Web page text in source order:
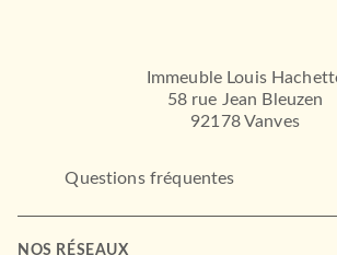
Immeuble Louis
58 rue Jean Bleuzen
92178 Vanves
Questions fréquentes
NOS RÉSEAUX